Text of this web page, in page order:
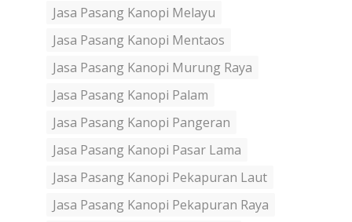
Jasa Pasang Kanopi Melayu
Jasa Pasang Kanopi Mentaos
Jasa Pasang Kanopi Murung Raya
Jasa Pasang Kanopi Palam
Jasa Pasang Kanopi Pangeran
Jasa Pasang Kanopi Pasar Lama
Jasa Pasang Kanopi Pekapuran Laut
Jasa Pasang Kanopi Pekapuran Raya